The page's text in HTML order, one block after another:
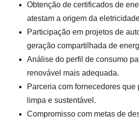
Obtenção de certificados de
atestam a origem da
Participação em projetos de
geração compartilhada de
Análise do perfil de consumo
renovável mais adequada.
Parceria com fornecedores que
limpa e sustentável.
Compromisso com metas de